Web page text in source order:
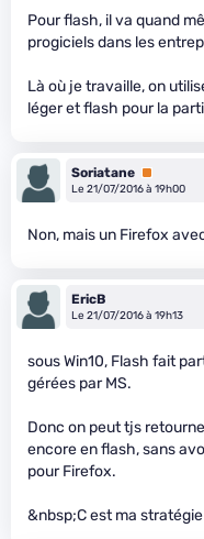
Pour flash, il va quand
progiciels dans les
Là où je travaille, on
léger et flash pour la
Soriatane Premium
Le 21/07/2016 à 19h00
Non, mais un Firefox
EricB
Le 21/07/2016 à 19h13
sous Win10, Flash fait
gérées par MS.
Donc on peut tjs
encore en flash, sans
pour Firefox.
&nbsp;C est ma